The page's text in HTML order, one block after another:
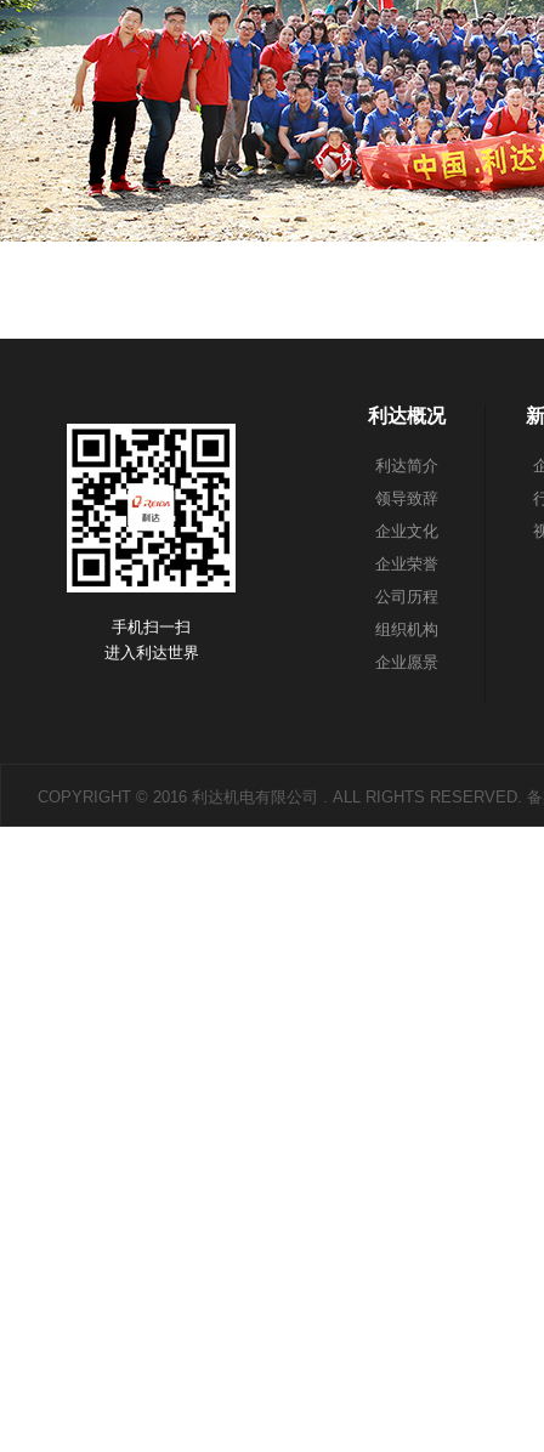
手机扫一扫
进入利达世界
利达概况
利达简介
领导致辞
企业文化
企业荣誉
公司历程
组织机构
企业愿景
COPYRIGHT © 2016 利达机电有限公司 . ALL RIGHTS RESERVED.